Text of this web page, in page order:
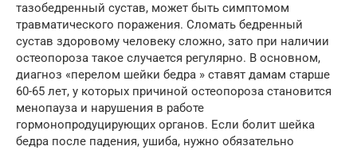
тазобедренный сустав, может быть симптомом
травматического поражения. Сломать бедренный
сустав здоровому человеку сложно, зато при наличии
остеопороза такое случается регулярно. В основном,
диагноз «перелом шейки бедра » ставят дамам старше
60-65 лет, у которых причиной остеопороза становится
менопауза и нарушения в работе
гормонопродуцирующих органов. Если болит шейка
бедра после падения, ушиба, нужно обязательно